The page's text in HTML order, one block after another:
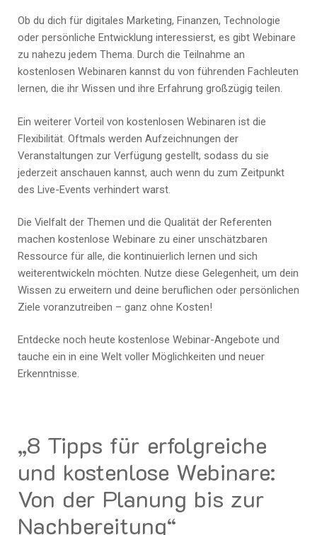
Ob du dich für digitales Marketing, Finanzen, Technologie
oder persönliche Entwicklung interessierst, es gibt Webinare
zu nahezu jedem Thema. Durch die Teilnahme an
kostenlosen Webinaren kannst du von führenden Fachleuten
lernen, die ihr Wissen und ihre Erfahrung großzügig teilen.
Ein weiterer Vorteil von kostenlosen Webinaren ist die
Flexibilität. Oftmals werden Aufzeichnungen der
Veranstaltungen zur Verfügung gestellt, sodass du sie
jederzeit anschauen kannst, auch wenn du zum Zeitpunkt
des Live-Events verhindert warst.
Die Vielfalt der Themen und die Qualität der Referenten
machen kostenlose Webinare zu einer unschätzbaren
Ressource für alle, die kontinuierlich lernen und sich
weiterentwickeln möchten. Nutze diese Gelegenheit, um dein
Wissen zu erweitern und deine beruflichen oder persönlichen
Ziele voranzutreiben – ganz ohne Kosten!
Entdecke noch heute kostenlose Webinar-Angebote und
tauche ein in eine Welt voller Möglichkeiten und neuer
Erkenntnisse.
„8 Tipps für erfolgreiche
und kostenlose Webinare:
Von der Planung bis zur
Nachbereitung“